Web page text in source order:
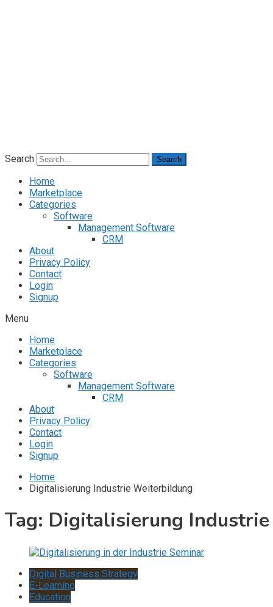
Search Search
Home
Marketplace
Categories
Software
Management Software
CRM
About
Privacy Policy
Contact
Login
Signup
Menu
Home
Marketplace
Categories
Software
Management Software
CRM
About
Privacy Policy
Contact
Login
Signup
Home
Digitalisierung Industrie Weiterbildung
Tag: Digitalisierung
Digital Business Strategy
E-Learning
Education